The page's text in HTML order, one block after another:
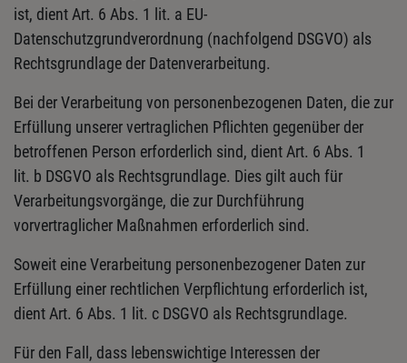
ist, dient Art. 6 Abs. 1 lit. a EU-
Datenschutzgrundverordnung (nachfolgend DSGVO) als
Rechtsgrundlage der Datenverarbeitung.
Bei der Verarbeitung von personenbezogenen Daten, die zur
Erfüllung unserer vertraglichen Pflichten gegenüber der
betroffenen Person erforderlich sind, dient Art. 6 Abs. 1
lit. b DSGVO als Rechtsgrundlage. Dies gilt auch für
Verarbeitungsvorgänge, die zur Durchführung
vorvertraglicher Maßnahmen erforderlich sind.
Soweit eine Verarbeitung personenbezogener Daten zur
Erfüllung einer rechtlichen Verpflichtung erforderlich ist,
dient Art. 6 Abs. 1 lit. c DSGVO als Rechtsgrundlage.
Für den Fall, dass lebenswichtige Interessen der